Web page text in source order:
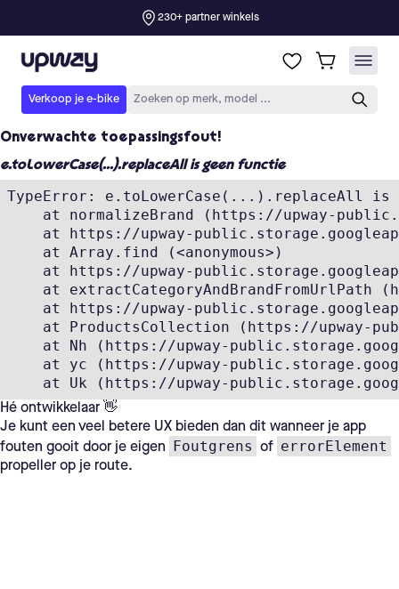
Onverwachte toepassingsfout!
e.toLowerCase(...).replaceAll is geen functie
TypeError: e.toLowerCase(...).replaceAll
at normalizeBrand (https://upway-
at https://upway-
    at Array.find (<anonymous>)
at https://upway-
at extractCategoryAndBrandFromUrlPath
at https://upway-
at ProductsCollection (https://upway-
at Nh (https://upway-
at yc (https://upway-
at Uk (https://upway-
Hé ontwikkelaar 👋
Je kunt een veel betere UX bieden dan dit wanneer je app
fouten gooit door je eigen
Foutgrens of errorElement
propeller op je route.